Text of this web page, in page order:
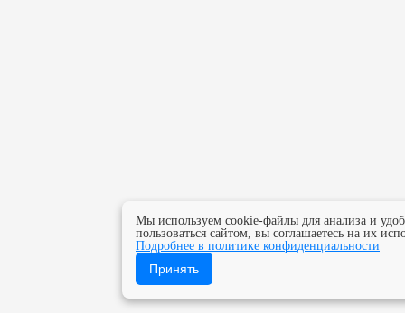
Мы используем cookie-файлы для анализа и
пользоваться сайтом, вы соглашаетесь на их
Подробнее в политике конфиденциальности
Принять